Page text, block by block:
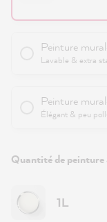
Peinture
Lavable & extra
Peinture
Élégant & peu
Quantité de peinture
1L